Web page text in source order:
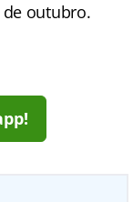
de outubro.